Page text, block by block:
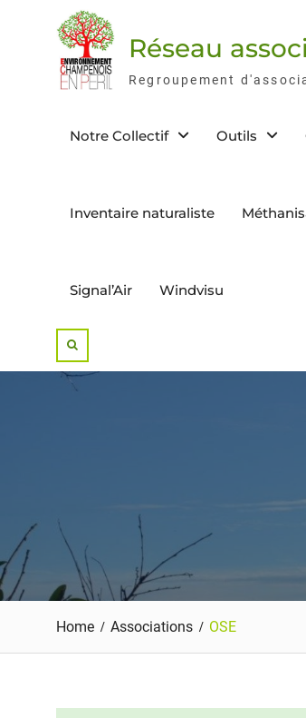
Réseau
Regroupement
Notre Collectif Outils
Inventaire naturaliste
Signal’Air Windvisu
Home Associations OSE